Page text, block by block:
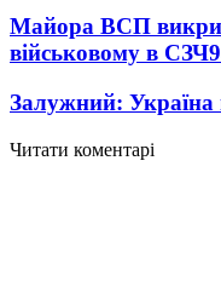
Майора ВСП
військовому в СЗЧ
Залужний:
Читати коментарі